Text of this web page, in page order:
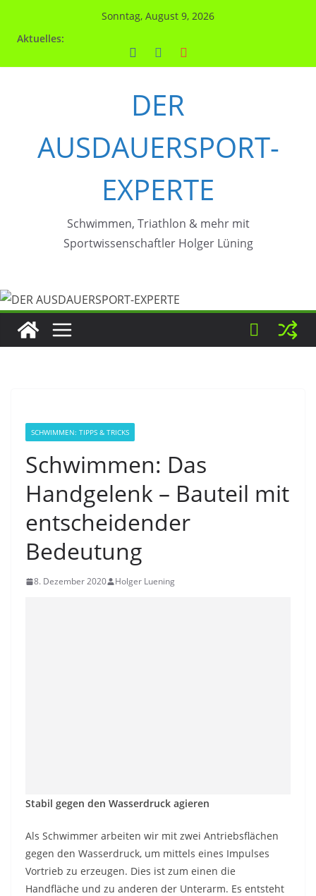
Sonntag, August 9, 2026
Aktuelles:
DER
AUSDAUERSPORT-
EXPERTE
Schwimmen, Triathlon & mehr mit
Sportwissenschaftler Holger Lüning
SCHWIMMEN: TIPPS & TRICKS
Schwimmen: Das
Handgelenk – Bauteil mit
entscheidender
Bedeutung
8. Dezember 2020 Holger Luening
Stabil gegen den Wasserdruck agieren
Als Schwimmer arbeiten wir mit zwei Antriebsflächen
gegen den Wasserdruck, um mittels eines Impulses
Vortrieb zu erzeugen. Dies ist zum einen die
Handfläche und zu anderen der Unterarm. Es entsteht